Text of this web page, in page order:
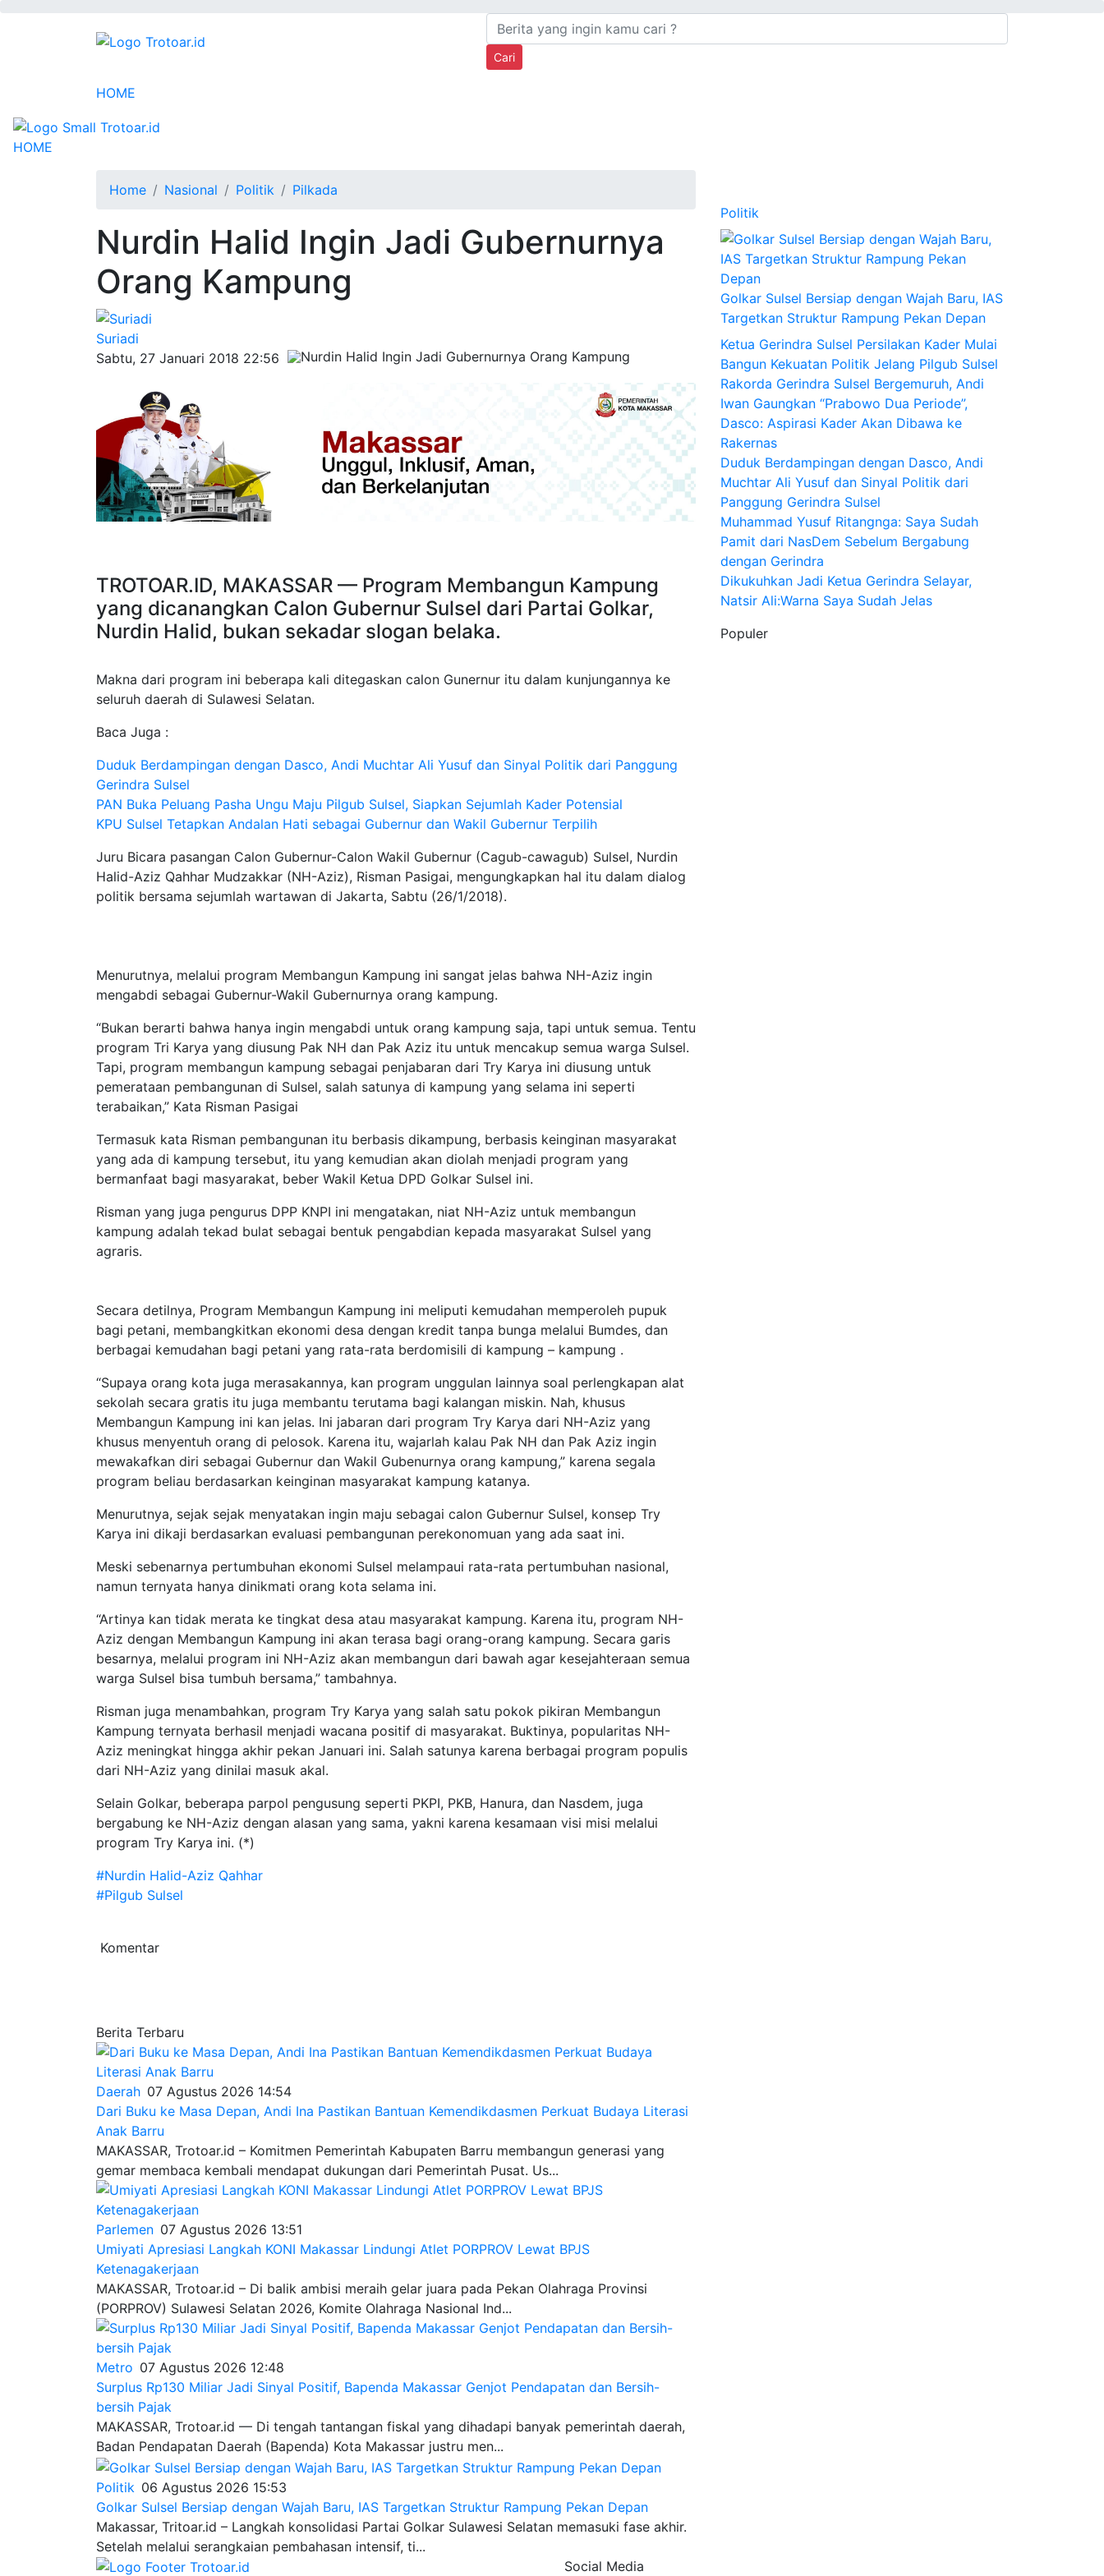
Cari
HOME
HOME
Home Nasional Politik Pilkada
Nurdin Halid Ingin Jadi Gubernurnya
Orang Kampung
Suriadi
Sabtu, 27 Januari 2018 22:56
TROTOAR.ID, MAKASSAR — Program Membangun Kampung
yang dicanangkan Calon Gubernur Sulsel dari Partai Golkar,
Nurdin Halid, bukan sekadar slogan belaka.
Makna dari program ini beberapa kali ditegaskan calon Gunernur itu dalam kunjungannya ke
seluruh daerah di Sulawesi Selatan.
Baca Juga :
Duduk Berdampingan dengan Dasco, Andi Muchtar Ali Yusuf dan Sinyal Politik dari Panggung
Gerindra Sulsel
PAN Buka Peluang Pasha Ungu Maju Pilgub Sulsel, Siapkan Sejumlah Kader Potensial
KPU Sulsel Tetapkan Andalan Hati sebagai Gubernur dan Wakil Gubernur Terpilih
Juru Bicara pasangan Calon Gubernur-Calon Wakil Gubernur (Cagub-cawagub) Sulsel, Nurdin
Halid-Aziz Qahhar Mudzakkar (NH-Aziz), Risman Pasigai, mengungkapkan hal itu dalam dialog
politik bersama sejumlah wartawan di Jakarta, Sabtu (26/1/2018).
Menurutnya, melalui program Membangun Kampung ini sangat jelas bahwa NH-Aziz ingin
mengabdi sebagai Gubernur-Wakil Gubernurnya orang kampung.
“Bukan berarti bahwa hanya ingin mengabdi untuk orang kampung saja, tapi untuk semua. Tentu
program Tri Karya yang diusung Pak NH dan Pak Aziz itu untuk mencakup semua warga Sulsel.
Tapi, program membangun kampung sebagai penjabaran dari Try Karya ini diusung untuk
pemerataan pembangunan di Sulsel, salah satunya di kampung yang selama ini seperti
terabaikan,” Kata Risman Pasigai
Termasuk kata Risman pembangunan itu berbasis dikampung, berbasis keinginan masyarakat
yang ada di kampung tersebut, itu yang kemudian akan diolah menjadi program yang
bermanfaat bagi masyarakat, beber Wakil Ketua DPD Golkar Sulsel ini.
Risman yang juga pengurus DPP KNPI ini mengatakan, niat NH-Aziz untuk membangun
kampung adalah tekad bulat sebagai bentuk pengabdian kepada masyarakat Sulsel yang
agraris.
Secara detilnya, Program Membangun Kampung ini meliputi kemudahan memperoleh pupuk
bagi petani, membangkitkan ekonomi desa dengan kredit tanpa bunga melalui Bumdes, dan
berbagai kemudahan bagi petani yang rata-rata berdomisili di kampung – kampung .
“Supaya orang kota juga merasakannya, kan program unggulan lainnya soal perlengkapan alat
sekolah secara gratis itu juga membantu terutama bagi kalangan miskin. Nah, khusus
Membangun Kampung ini kan jelas. Ini jabaran dari program Try Karya dari NH-Aziz yang
khusus menyentuh orang di pelosok. Karena itu, wajarlah kalau Pak NH dan Pak Aziz ingin
mewakafkan diri sebagai Gubernur dan Wakil Gubenurnya orang kampung,” karena segala
program beliau berdasarkan keinginan masyarakat kampung katanya.
Menurutnya, sejak sejak menyatakan ingin maju sebagai calon Gubernur Sulsel, konsep Try
Karya ini dikaji berdasarkan evaluasi pembangunan perekonomuan yang ada saat ini.
Meski sebenarnya pertumbuhan ekonomi Sulsel melampaui rata-rata pertumbuhan nasional,
namun ternyata hanya dinikmati orang kota selama ini.
“Artinya kan tidak merata ke tingkat desa atau masyarakat kampung. Karena itu, program NH-
Aziz dengan Membangun Kampung ini akan terasa bagi orang-orang kampung. Secara garis
besarnya, melalui program ini NH-Aziz akan membangun dari bawah agar kesejahteraan semua
warga Sulsel bisa tumbuh bersama,” tambahnya.
Risman juga menambahkan, program Try Karya yang salah satu pokok pikiran Membangun
Kampung ternyata berhasil menjadi wacana positif di masyarakat. Buktinya, popularitas NH-
Aziz meningkat hingga akhir pekan Januari ini. Salah satunya karena berbagai program populis
dari NH-Aziz yang dinilai masuk akal.
Selain Golkar, beberapa parpol pengusung seperti PKPI, PKB, Hanura, dan Nasdem, juga
bergabung ke NH-Aziz dengan alasan yang sama, yakni karena kesamaan visi misi melalui
program Try Karya ini. (*)
#Nurdin Halid-Aziz Qahhar
#Pilgub Sulsel
Komentar
Berita Terbaru
Daerah 07 Agustus 2026 14:54
Dari Buku ke Masa Depan, Andi Ina Pastikan Bantuan Kemendikdasmen Perkuat Budaya Literasi
Anak Barru
MAKASSAR, Trotoar.id – Komitmen Pemerintah Kabupaten Barru membangun generasi yang
gemar membaca kembali mendapat dukungan dari Pemerintah Pusat. Us...
Parlemen 07 Agustus 2026 13:51
Umiyati Apresiasi Langkah KONI Makassar Lindungi Atlet PORPROV Lewat BPJS
Ketenagakerjaan
MAKASSAR, Trotoar.id – Di balik ambisi meraih gelar juara pada Pekan Olahraga Provinsi
(PORPROV) Sulawesi Selatan 2026, Komite Olahraga Nasional Ind...
Metro 07 Agustus 2026 12:48
Surplus Rp130 Miliar Jadi Sinyal Positif, Bapenda Makassar Genjot Pendapatan dan Bersih-
bersih Pajak
MAKASSAR, Trotoar.id — Di tengah tantangan fiskal yang dihadapi banyak pemerintah daerah,
Badan Pendapatan Daerah (Bapenda) Kota Makassar justru men...
Politik 06 Agustus 2026 15:53
Golkar Sulsel Bersiap dengan Wajah Baru, IAS Targetkan Struktur Rampung Pekan Depan
Makassar, Tritoar.id – Langkah konsolidasi Partai Golkar Sulawesi Selatan memasuki fase akhir.
Setelah melalui serangkaian pembahasan intensif, ti...
Politik
Golkar Sulsel Bersiap dengan Wajah Baru, IAS
Targetkan Struktur Rampung Pekan Depan
Ketua Gerindra Sulsel Persilakan Kader Mulai
Bangun Kekuatan Politik Jelang Pilgub Sulsel
Rakorda Gerindra Sulsel Bergemuruh, Andi
Iwan Gaungkan “Prabowo Dua Periode”,
Dasco: Aspirasi Kader Akan Dibawa ke
Rakernas
Duduk Berdampingan dengan Dasco, Andi
Muchtar Ali Yusuf dan Sinyal Politik dari
Panggung Gerindra Sulsel
Muhammad Yusuf Ritangnga: Saya Sudah
Pamit dari NasDem Sebelum Bergabung
dengan Gerindra
Dikukuhkan Jadi Ketua Gerindra Selayar,
Natsir Ali:Warna Saya Sudah Jelas
Populer
Social Media